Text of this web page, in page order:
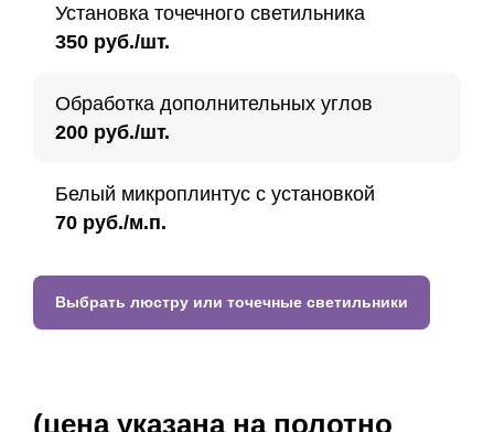
Установка точечного светильника
350 руб./шт.
Обработка дополнительных углов
200 руб./шт.
Белый микроплинтус с установкой
70 руб./м.п.
Выбрать люстру или точечные светильники
(цена указана на полотно